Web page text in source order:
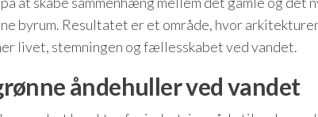
byrum. Resultatet er et område, hvor
livet, stemningen og fællesskabet ved vandet.
åndehuller ved vandet